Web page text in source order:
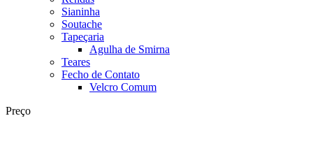
Sianinha
Soutache
Tapeçaria
Agulha de Smirna
Teares
Fecho de Contato
Velcro Comum
Preço